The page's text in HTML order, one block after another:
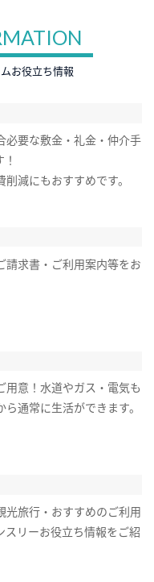
お役立ち情報
必要な敷金・礼金・仲介手
減にもおすすめです。
請求書・ご利用案内等をお
用意！水道やガス・電気も
通常に生活ができます。
光旅行・おすすめのご利用
スリーお役立ち情報をご紹